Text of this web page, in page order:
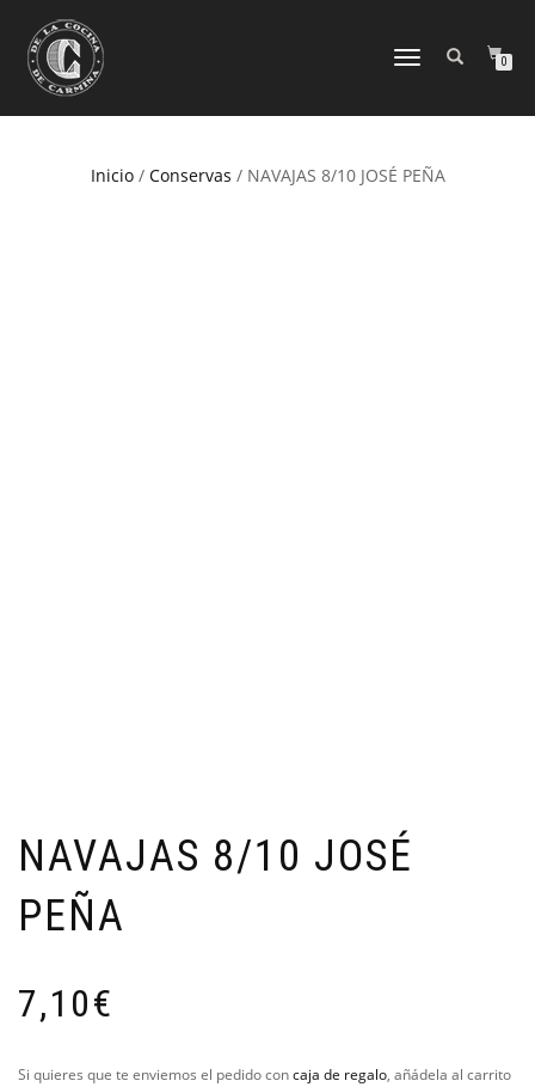
CAMBIAR
0
Inicio/ Conservas / NAVAJAS 8/10 JOSÉ PEÑA
NAVAJAS 8/10 JOSÉ
PEÑA
7,10€
Si quieres que te enviemos el pedido concaja de regalo, añádela al carrito